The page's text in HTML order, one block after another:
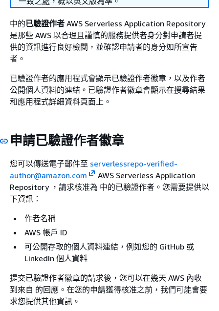
中的已驗證作者 AWS Serverless Application Repository
是那些 AWS 以合理且謹慎的服務提供者身分對申請者提
供的資訊進行良好檢閱，並確認申請者的身分如所宣告
者。
已驗證作者的應用程式會顯示已驗證作者徽章，以及作者
公開個人資料的連結。已驗證作者徽章會顯示在搜尋結果
和應用程式詳細資料頁面上。
申請已驗證作者徽章
您可以傳送電子郵件至 serverlessrepo-verified-
author@amazon.com
AWS Serverless Application
Repository ，請求核准為 中的已驗證作者。您需要提供以
下資訊：
作者名稱
AWS 帳戶 ID
可公開存取的個人資料連結，例如您的 GitHub 或
LinkedIn 個人資料
提交已驗證作者徽章的請求後，您可以在幾天 AWS 內收
到來自 的回應。在您的申請獲得核准之前，我們可能會要
求您提供其他資訊。